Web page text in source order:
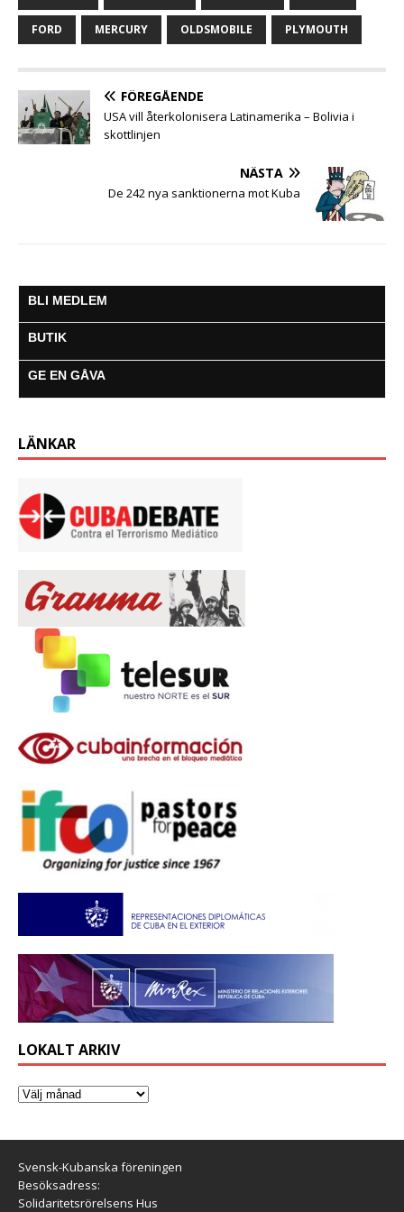
o
o
k
e
r
A
p
n
g
e
r
a
m
FORD MERCURY OLDSMOBILE PLYMOUTH
FÖREGÅENDE
USA vill återkolonisera Latinamerika – Bolivia i
skottlinjen
NÄSTA
De 242 nya sanktionerna mot Kuba
BLI MEDLEM
BUTIK
GE EN GÅVA
LÄNKAR
LOKALT ARKIV
Svensk-Kubanska föreningen
Besöksadress:
Solidaritetsrörelsens Hus